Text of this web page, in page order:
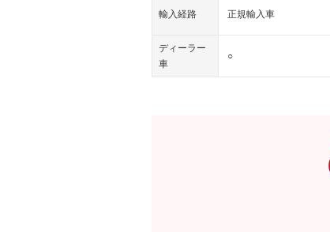
輸入経路 正規輸入車
ディーラー
車
○